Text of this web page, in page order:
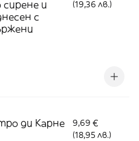
и
с
(19,36 лв.)
ди Карне
9,69 €
(18,95 лв.)